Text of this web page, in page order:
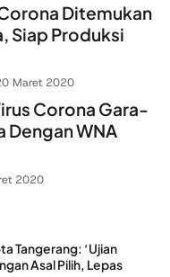
Ditemukan
Siap Produksi
Maret 2020
Corona Gara-
Dengan WNA
2020
Tangerang: ‘Ujian
Asal Pilih, Lepas